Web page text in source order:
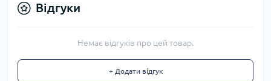
Відгуки
Немає відгуків про цей товар.
+ Додати відгук